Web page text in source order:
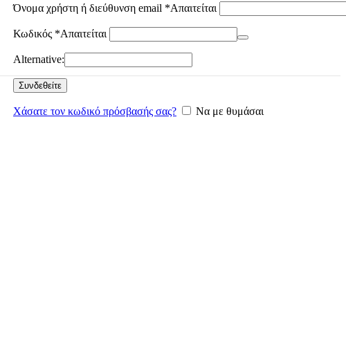
Όνομα χρήστη ή διεύθυνση email *Απαιτείται
Κωδικός *Απαιτείται
Alternative:
Συνδεθείτε
Χάσατε τον κωδικό πρόσβασής σας? Να με θυμάσαι